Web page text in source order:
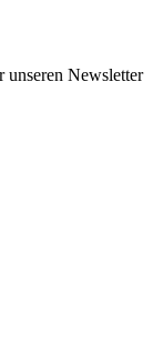
unseren Newsletter